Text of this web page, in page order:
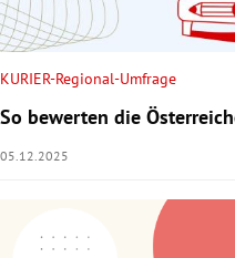
KURIER-Regional-Umfrage
So bewerten die
05.12.2025